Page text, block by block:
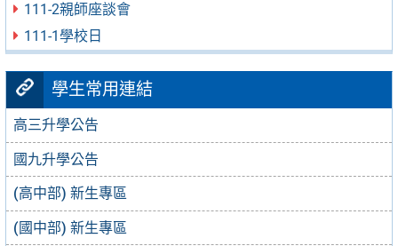
111-2親師座談會
111-1學校日
學生常用連結
高三升學公告
國九升學公告
(高中部) 新生專區
(國中部) 新生專區